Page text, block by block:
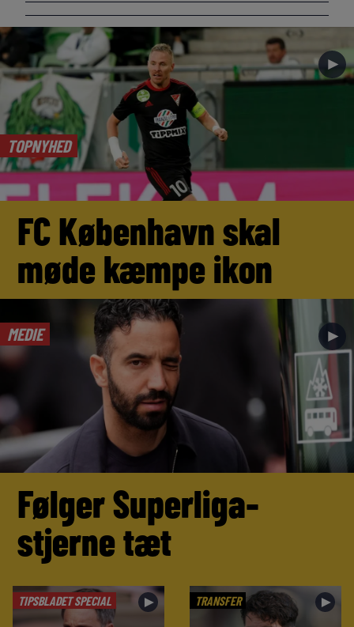
TOPNYHED
►
FC København skal
møde kæmpe ikon
MEDIE ►
Følger Superliga-
stjerne tæt
TIPSBLADET SPECIAL ► TRANSFER ►